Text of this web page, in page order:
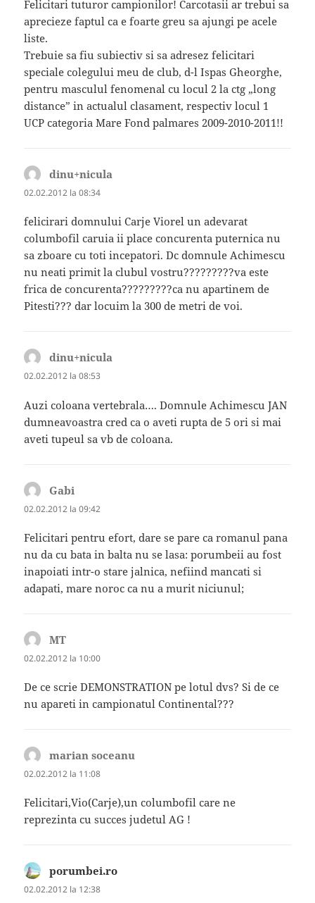
Felicitari tuturor campionilor! Carcotasii ar trebui sa
aprecieze faptul ca e foarte greu sa ajungi pe acele
liste.
Trebuie sa fiu subiectiv si sa adresez felicitari
speciale colegului meu de club, d-l Ispas Gheorghe,
pentru masculul fenomenal cu locul 2 la ctg „long
distance” in actualul clasament, respectiv locul 1
UCP categoria Mare Fond palmares 2009-2010-2011!!
dinu+nicula
02.02.2012 la 08:34
felicirari domnului Carje Viorel un adevarat
columbofil caruia ii place concurenta puternica nu
sa zboare cu toti incepatori. Dc domnule Achimescu
nu neati primit la clubul vostru?????????va este
frica de concurenta?????????ca nu apartinem de
Pitesti??? dar locuim la 300 de metri de voi.
dinu+nicula
02.02.2012 la 08:53
Auzi coloana vertebrala…. Domnule Achimescu JAN
dumneavoastra cred ca o aveti rupta de 5 ori si mai
aveti tupeul sa vb de coloana.
Gabi
02.02.2012 la 09:42
Felicitari pentru efort, dare se pare ca romanul pana
nu da cu bata in balta nu se lasa: porumbeii au fost
inapoiati intr-o stare jalnica, nefiind mancati si
adapati, mare noroc ca nu a murit niciunul;
MT
02.02.2012 la 10:00
De ce scrie DEMONSTRATION pe lotul dvs? Si de ce
nu apareti in campionatul Continental???
marian soceanu
02.02.2012 la 11:08
Felicitari,Vio(Carje),un columbofil care ne
reprezinta cu succes judetul AG !
porumbei.ro
02.02.2012 la 12:38